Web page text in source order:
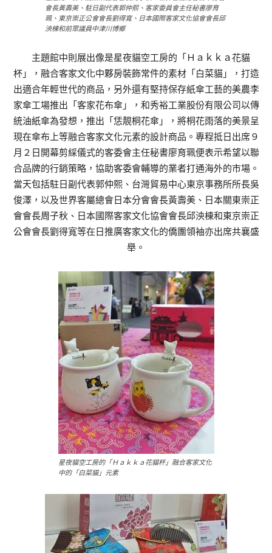
會長黃壽美、駐日副代表郭仲熙、客家委員會主任秘書廖育
珮、東京崇正公會會長劉得寬、日本國際客家文化協會會長邱
泱棟和前眾議員中津川博鄉
主題館中則展出像是星夜貓空工房的「Ｈａｋｋａ花貓
杯」，融合客家文化中夥房裝飾常件的素材「白菜貓」，打造
出適合年輕世代的商品，另外還有堅持保存紙傘工藝的美農李
家傘工場推出「客家花布傘」，和秀裕工業股份有限公司以傳
統油紙傘為發想，推出「恁靚桐花傘」，將桐花雨落的美景呈
現在傘布上等融合客家文化元素的設計商品。專程抵日出席９
月２日開幕剪綵儀式的客委會主任秘書廖育珮便表示希望以聯
合品牌的行銷策略，協助客委會輔導的業者打通海外的市場。
當天包括駐日副代表郭仲熙、台灣貿易中心東京事務所所長吳
俊澤，以及世界客屬總會日本分會會長黃壽美、日本關東崇正
會會長周子秋、日本國際客家文化協會會長邱泱棟和東京崇正
公會會長劉得寬等在日推廣客家文化的僑團領袖亦出席共襄盛
舉。
星夜貓空工房的「Ｈａｋｋａ花貓杯」融合客家文化
中的「白菜貓」元素